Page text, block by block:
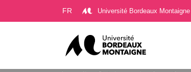
FR Université Bordeaux Montaigne